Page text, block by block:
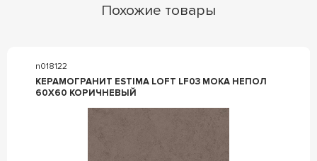
Похожие товары
n018122
КЕРАМОГРАНИТ ESTIMA LOFT LF03 MOKA НЕПОЛ
60X60 КОРИЧНЕВЫЙ